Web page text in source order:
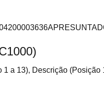
1 a 13), Descrição (Posição